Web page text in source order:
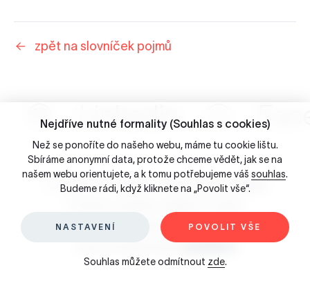
zpět na slovníček pojmů
Linkedin
☺ 2026 Porta Design - Brno, Česká republika
Slovníček pojmů
Jsme součástí skupiny
Nejdříve nutné formality (Souhlas s cookies)
Než se ponoříte do našeho webu, máme tu cookie lištu.
Sbíráme anonymní data, protože chceme vědět, jak se na
našem webu orientujete, a k tomu potřebujeme váš souhlas.
Budeme rádi, když kliknete na „Povolit vše“.
POVOLIT VŠE
NASTAVENÍ
Souhlas můžete odmítnout zde.